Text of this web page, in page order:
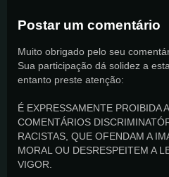
Postar um comentário
Muito obrigado pelo seu
Sua participação dá solidez a
entanto preste atenção:
É EXPRESSAMENTE PROIBIDA
COMENTÁRIOS
RACISTAS, QUE OFENDAM A
MORAL OU DESRESPEITEM A
VIGOR.